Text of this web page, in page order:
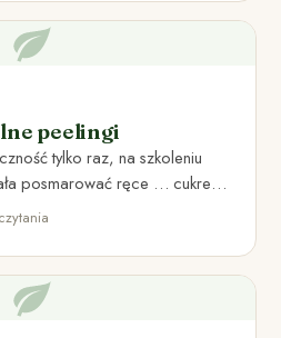
peelingi
tylko raz, na szkoleniu
posmarować ręce … cukrem